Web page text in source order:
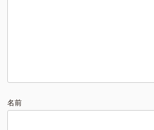
名前